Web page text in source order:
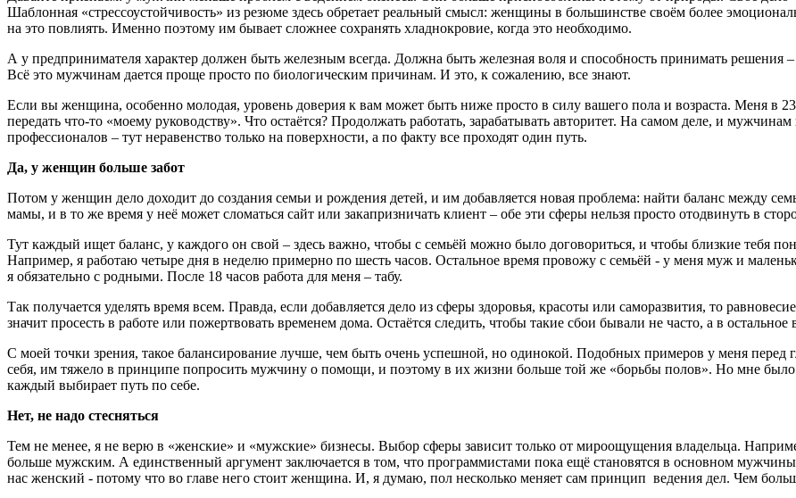
Шаблонная «стрессоустойчивость» из резюме здесь обретает реальный смысл: женщины в большинстве своём более
на это повлиять. Именно поэтому им бывает сложнее сохранять хладнокровие, когда это необходимо.
А у предпринимателя характер должен быть железным всегда. Должна быть железная воля и способность принимать
Всё это мужчинам дается проще просто по биологическим причинам. И это, к сожалению, все знают.
Если вы женщина, особенно молодая, уровень доверия к вам может быть ниже просто в силу вашего пола и возраста. Меня в
передать что-то «моему руководству». Что остаётся? Продолжать работать, зарабатывать авторитет. На самом деле, и
профессионалов – тут неравенство только на поверхности, а по факту все проходят один путь.
Да, у женщин больше забот
Потом у женщин дело доходит до создания семьи и рождения детей, и им добавляется новая проблема: найти баланс между
мамы, и в то же время у неё может сломаться сайт или закапризничать клиент – обе эти сферы нельзя просто отодвинуть в
Тут каждый ищет баланс, у каждого он свой – здесь важно, чтобы с семьёй можно было договориться, и чтобы близкие тебя
Например, я работаю четыре дня в неделю примерно по шесть часов. Остальное время провожу с семьёй - у меня муж и
я обязательно с родными. После 18 часов работа для меня – табу.
Так получается уделять время всем. Правда, если добавляется дело из сферы здоровья, красоты или саморазвития, то
значит просесть в работе или пожертвовать временем дома. Остаётся следить, чтобы такие сбои бывали не часто, а в
С моей точки зрения, такое балансирование лучше, чем быть очень успешной, но одинокой. Подобных примеров у меня перед
себя, им тяжело в принципе попросить мужчину о помощи, и поэтому в их жизни больше той же «борьбы полов». Но мне
каждый выбирает путь по себе.
Нет, не надо стесняться
Тем не менее, я не верю в «женские» и «мужские» бизнесы. Выбор сферы зависит только от мироощущения владельца.
больше мужским. А единственный аргумент заключается в том, что программистами пока ещё становятся в основном
нас женский - потому что во главе него стоит женщина. И, я думаю, пол несколько меняет сам принцип ведения дел. Чем